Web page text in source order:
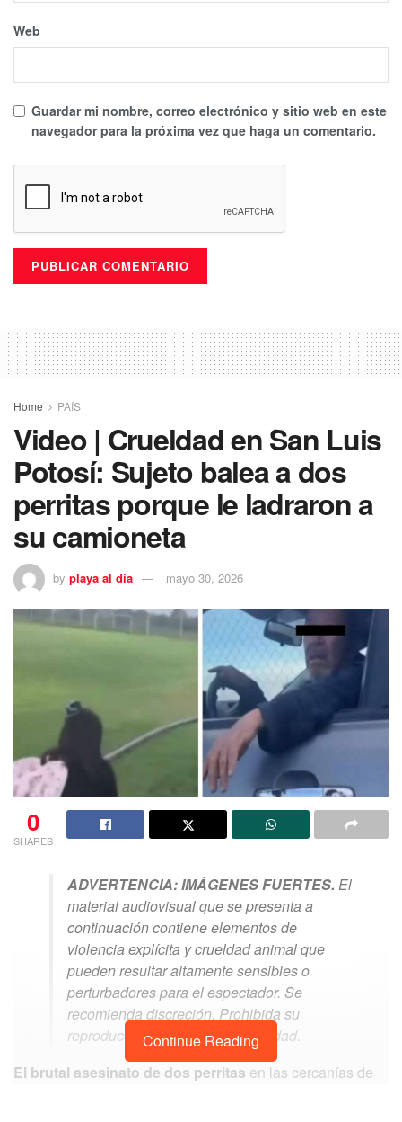
Web
Guardar mi nombre, correo electrónico y sitio web en este
navegador para la próxima vez que haga un comentario.
Home PAÍS
Video | Crueldad en San Luis
Potosí: Sujeto balea a dos
perritas porque le ladraron a
su camioneta
by playa al dia mayo 30, 2026
0
SHARES
ADVERTENCIA: IMÁGENES FUERTES. El
material audiovisual que se presenta a
continuación contiene elementos de
violencia explícita y crueldad animal que
pueden resultar altamente sensibles o
perturbadores para el espectador. Se
recomienda discreción. Prohibida su
reproducción ante menores de edad.
El brutal asesinato de dos perritas en las cercanías de
Continue Reading